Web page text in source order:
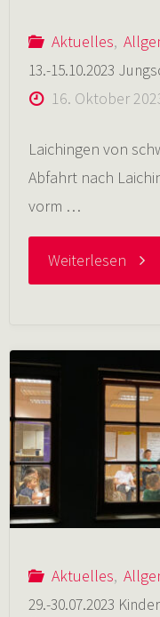
Aktuelles,
13.-15.10.2023
16. Oktober
Laichingen von
Abfahrt nach
vorm …
Weiterlesen"13.-
in
Aktuelles,
29.-30.07.2023